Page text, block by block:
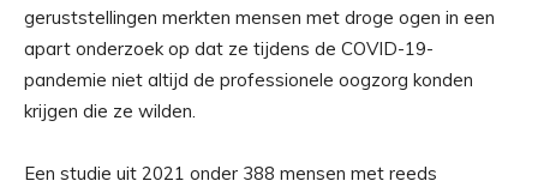
geruststellingen merkten mensen met droge ogen in een
apart onderzoek op dat ze tijdens de COVID-19-
pandemie niet altijd de professionele oogzorg konden
krijgen die ze wilden.
Een studie uit 2021 onder 388 mensen met reeds